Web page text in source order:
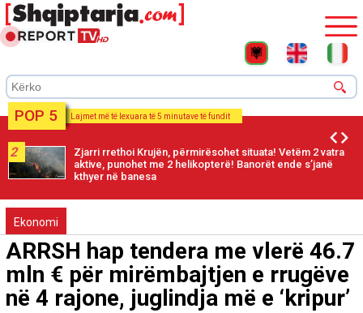
POP 5 Lajmet më të lexuara të 5 minutave të fundit
2
Zjarri rrethoi Krujën, përmirësohet situata! Vetëm 2 vatra
aktive, punohet me 2 helikopterë! Banorët ende s’janë
kthyer në banesa
Ekonomi
ARRSH hap tendera me vlerë 46.7
mln € për mirëmbajtjen e rrugëve
në 4 rajone, juglindja më e ‘kripur’